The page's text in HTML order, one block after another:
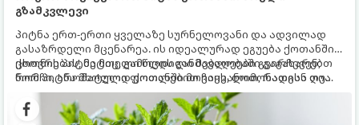
გზამკვლევი
პიტნა ერთ-ერთი ყველაზე სურნელოვანი და ადვილად
გასაზრდელი მცენარეა. ის იდეალურად ეგუება ქოთანში
ცხოვრებას, მეტიც, გამოცდილი მებაღეები გვირჩევენ,
რომ პიტნა მხოლოდ ქოთანში მოვიყვანოთ, რადგან ღია
გრუნტში (ბაღში) დარგვისას ის ფესვებით ძალიან
სწრაფად ვრცელდება და სხვა მცენარეებს ავიწროებს.
ქოთნის პიტნა მთელი წლის განმავლობაში გაგახარებთ
ნორჩი, არომატული ფოთლებით ჩაის, ლიმონათისა თუ
კერძებისთვის.